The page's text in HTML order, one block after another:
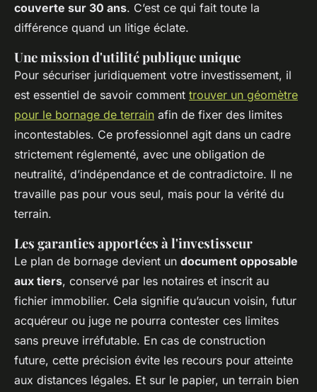
couverte sur 30 ans. C’est ce qui fait toute la
différence quand un litige éclate.
Une mission d'utilité publique unique
Pour sécuriser juridiquement votre investissement, il
est essentiel de savoir comment trouver un géomètre
pour le bornage de terrain afin de fixer des limites
incontestables. Ce professionnel agit dans un cadre
strictement réglementé, avec une obligation de
neutralité, d’indépendance et de contradictoire. Il ne
travaille pas pour vous seul, mais pour la vérité du
terrain.
Les garanties apportées à l'investisseur
Le plan de bornage devient un document opposable
aux tiers, conservé par les notaires et inscrit au
fichier immobilier. Cela signifie qu’aucun voisin, futur
acquéreur ou juge ne pourra contester ces limites
sans preuve irréfutable. En cas de construction
future, cette précision évite les recours pour atteinte
aux distances légales. Et sur le papier, un terrain bien